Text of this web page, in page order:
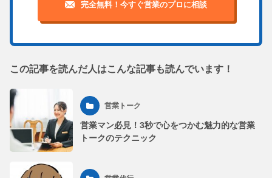
完全無料！今すぐ営業のプロに相談
この記事を読んだ人はこんな記事も読んでいます！
営業トーク
営業マン必見！3秒で心をつかむ魅力的な営業
トークのテクニック